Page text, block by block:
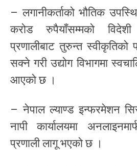
– लगानीकर्ताको भौतिक
करोड रुपैयाँसम्मको
प्रणालीबाट तुरुन्त स्वीकृतिको
सक्ने गरी उद्योग विभागमा
आएको छ ।
– नेपाल ल्याण्ड इन्फरमेशन
नापी कार्यालयमा
प्रणाली लागू भएको छ ।